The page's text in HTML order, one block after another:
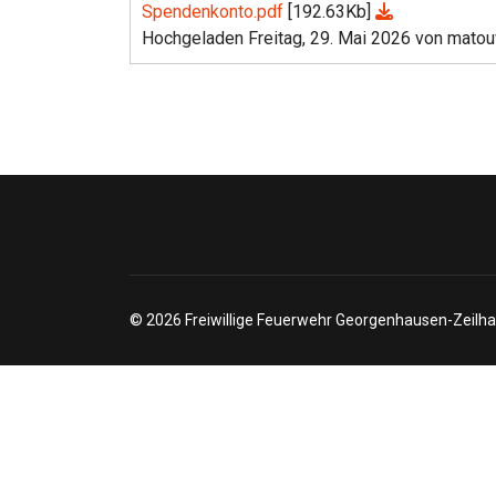
Spendenkonto.pdf [192.63Kb]
Hochgeladen Freitag, 29. Mai 2026 von
© 2026 Freiwillige Feuerwehr Georgenhausen-